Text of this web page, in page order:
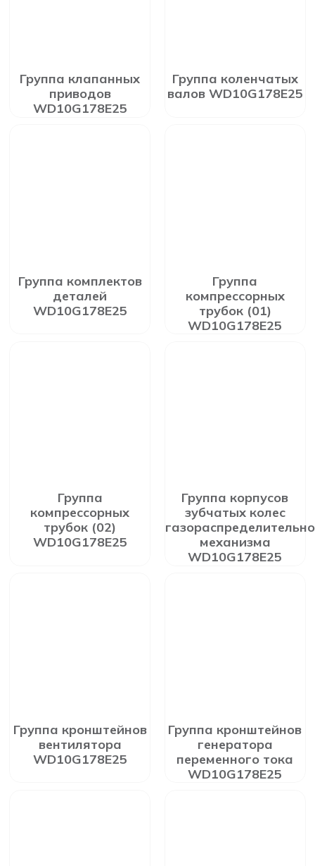
Группа клапанных
приводов
WD10G178E25
Группа коленчатых
валов WD10G178E25
Группа комплектов
деталей
WD10G178E25
Группа
компрессорных
трубок (01)
WD10G178E25
Группа
компрессорных
трубок (02)
WD10G178E25
Группа корпусов
зубчатых колес
механизма
WD10G178E25
Группа кронштейнов
вентилятора
WD10G178E25
Группа кронштейнов
генератора
переменного тока
WD10G178E25